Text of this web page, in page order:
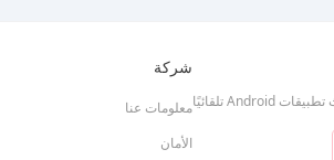
شركة
معلومات عنا
الأمان